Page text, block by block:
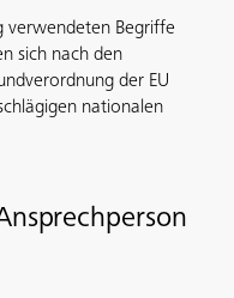
verwendeten Begriffe
sich nach den
der EU
nationalen